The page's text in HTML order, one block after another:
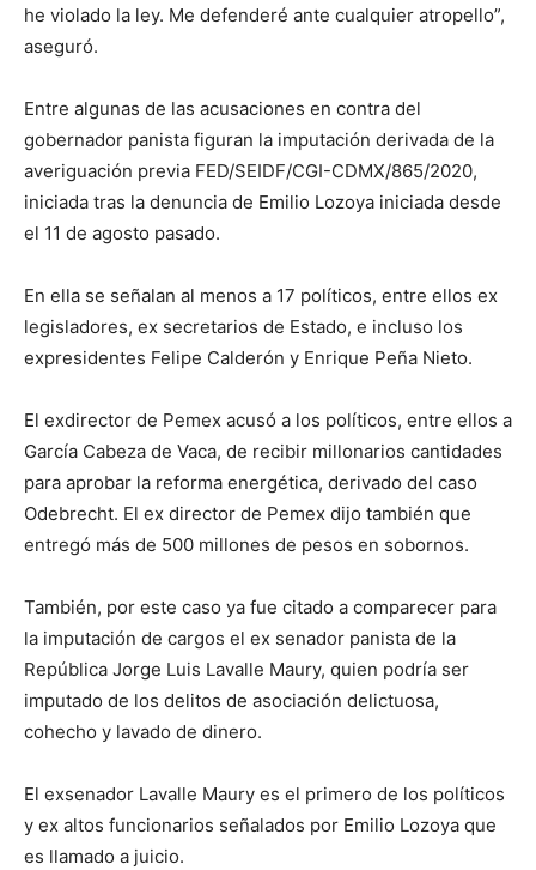
he violado la ley. Me defenderé ante cualquier atropello”,
aseguró.
Entre algunas de las acusaciones en contra del
gobernador panista figuran la imputación derivada de la
averiguación previa FED/SEIDF/CGI-CDMX/865/2020,
iniciada tras la denuncia de Emilio Lozoya iniciada desde
el 11 de agosto pasado.
En ella se señalan al menos a 17 políticos, entre ellos ex
legisladores, ex secretarios de Estado, e incluso los
expresidentes Felipe Calderón y Enrique Peña Nieto.
El exdirector de Pemex acusó a los políticos, entre ellos a
García Cabeza de Vaca, de recibir millonarios cantidades
para aprobar la reforma energética, derivado del caso
Odebrecht. El ex director de Pemex dijo también que
entregó más de 500 millones de pesos en sobornos.
También, por este caso ya fue citado a comparecer para
la imputación de cargos el ex senador panista de la
República Jorge Luis Lavalle Maury, quien podría ser
imputado de los delitos de asociación delictuosa,
cohecho y lavado de dinero.
El exsenador Lavalle Maury es el primero de los políticos
y ex altos funcionarios señalados por Emilio Lozoya que
es llamado a juicio.